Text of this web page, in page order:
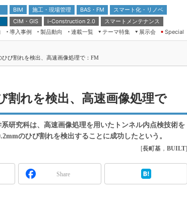
BIM 施工・現場管理 BAS・FM
スマート化・リノベ
CIM・GIS i-Construction 2.0
スマートメンテナンス
導入事例 製品動向 連載一覧
テーマ特集
ドローンがもたらす建設業界の“ゲー
ムチェンジ” Ver.2.0
“Society5.0”時代のスマートビル
VR／ARが描くモノづくりのミライ
展示会
第8回 国際 建設・測量展
築・土木・不動産の先端技術展－
Japan Drone 2023
メンテナンス・レジリエンスOSAKA
2020
メンテナンス・レジリエンスTOKYO
Special
ひび割れを検出、高速画像処理で：FM
割れを検出、高速画像処理で
研究科は、高速画像処理を用いたトンネル内点検技術を
のひび割れを検出することに成功したという。
[長町基 ， BUILT]
Share